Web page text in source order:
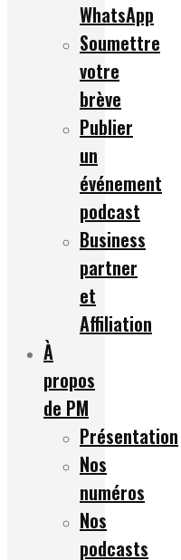
WhatsApp
Soumettre
votre
brève
Publier
un
événement
podcast
Business
partner
et
Affiliation
À
propos
de PM
Présentation
Nos
numéros
Nos
podcasts